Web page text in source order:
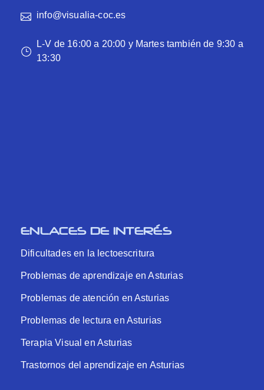
info@visualia-coc.es
L-V de 16:00 a 20:00 y Martes también de 9:30 a
13:30
ENLACES DE INTERÉS
Dificultades en la lectoescritura
Problemas de aprendizaje en Asturias
Problemas de atención en Asturias
Problemas de lectura en Asturias
Terapia Visual en Asturias
Trastornos del aprendizaje en Asturias